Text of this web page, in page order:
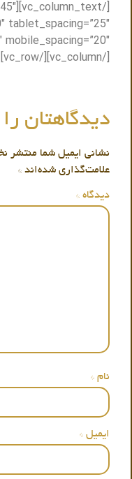
tablet_spacing=”25″
[/vc_column][/vc_row]
دیدگاهتان
نشانی ایمیل شما منتشر
علامت‌گذاری شده‌اند *
دیدگاه *
نام *
ایمیل *